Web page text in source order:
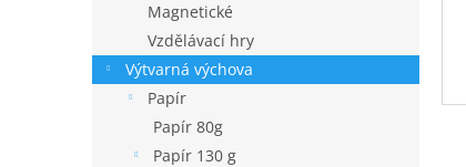
Magnetické
Vzdělávací hry
Výtvarná výchova
Papír
Papír 80g
Papír 130 g